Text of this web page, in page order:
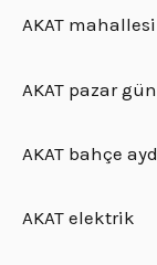
AKAT
AKAT pazar
AKAT bahçe
AKAT elektrik